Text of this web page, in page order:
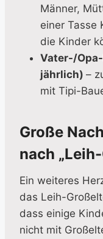
Männer,
einer Tasse
die Kinder
Vater-/
jährlich) –
mit Tipi-
Große
nach
Ein weiteres
das Leih-
dass einige
nicht mit